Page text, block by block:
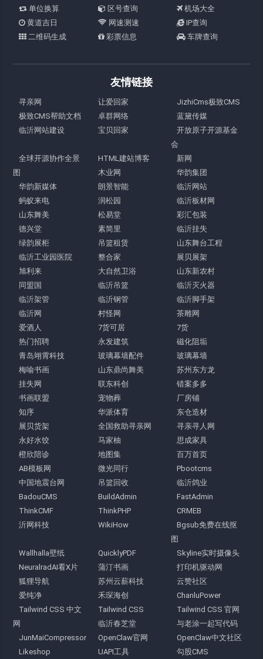
单位换算
区号查询
机场大全
黄道吉日
网速测速
IP查询
二维码生成
彩票信息 车牌查询
友情链接
寻亲网 让爱回家
JizhiCms极致CMS
极致CMS帮助文档
卓群网络
蓝黛传媒
临沂网站建设
宝贝回家
开放原子开源基金
会
全球开源协作全景
图
HTML建站博客
新网
木业网
华韵集团
华韵新媒体
朗景智能
临沂网站
蚂蚁来电
润松园
临沂板材网
山东舞美
松易堂
彩汇包装
德兴堂
素简里
临沂挂失
绿韵展柜
吊篮租赁
山东舞台工程
临沂工业园医院
整合家
展贝展架
旭利来
大自然卫浴
山东新农村
同盟国
临沂吊篮
临沂灭火器
临沂架管
临沂钢管
临沂脚手架
临沂网
村怪网
茶雕网
爱酒人
7货可居
7货
热门招聘
永发建筑
磁化阻垢
青岛翊霄科技
玻璃幕墙配件
玻璃幕墙
梅喻书画
山东鼎尚舞美
苏州东方龙
挂失网
联东科创
错案多多
书画联盟
宠物葬
厂房铺
知序
华派体育
东仓造材
展贝货架
全国救助寻亲网
寻亲寻人网
永好水饺
马家柚
思成家具
橙欣陪诊
地图集
百万首页
AB模板网
微光同行
Pbootcms
中国地震台网
吊篮回收
临沂鸽业
BadouCMS
BuildAdmin
FastAdmin
ThinkCMF
ThinkPHP
CRMEB
沂网科技
WikiHow
Bgsub免费在线抠
图
Wallhalla壁纸
QuicklyPDF
Skyline实时摄像头
NeuralradAI看X片
蒲汀书画
打印机驱动网
狐狸导航
苏州云薪科技
云赞社区
爱纯净
禾琛海创
ChanluPower
Tailwind CSS 中文
网
Tailwind CSS
Tailwind CSS 官网
临沂春芝堂
与老涂一起写代码
JunMaiCompressor
OpenClaw官网
OpenClaw中文社区
Likeshop
UAPI工具 勾股CMS